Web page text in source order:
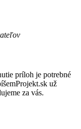
príloh je potrebné
už
za vás.